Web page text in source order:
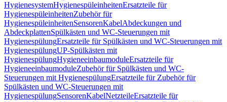
HygienesystemHygienespüleinheitenErsatzteile für
HygienespüleinheitenZubehör für
HygienespüleinheitenSensorenKabelAbdeckungen und
AbdeckplattenSpülkästen und WC-Steuerungen mit
HygienespülungErsatzteile für Spülkästen und WC-Steuerungen mit
HygienespülungUP-Spülkästen mit
HygienespülungHygieneeinbaumoduleErsatzteile für
HygieneeinbaumoduleZubehör für Spülkästen und WC-
Steuerungen mit HygienespülungErsatzteile für Zubehör für
Spülkästen und WC-Steuerungen mit
HygienespülungSensorenKabelNetzteileErsatzteile für